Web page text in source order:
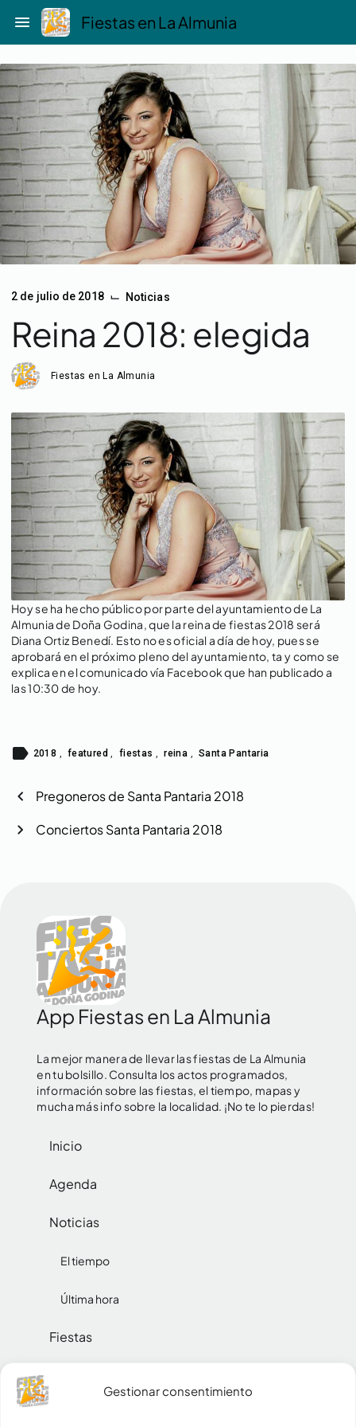
Gestionar consentimiento
contenido
menu Fiestas en La Almunia
2 de julio de 2018 ⌙ Noticias
Reina 2018: elegida
Fiestas en La Almunia
Hoy se ha hecho público por parte del ayuntamiento de La
Almunia de Doña Godina, que la reina de fiestas 2018 será
Diana Ortiz Benedí. Esto no es oficial a día de hoy, pues se
aprobará en el próximo pleno del ayuntamiento, ta y como se
explica en el comunicado vía Facebook que han publicado a
las 10:30 de hoy.
label 2018 featured fiestas reina Santa Pantaria
chevron_left
Pregoneros de Santa Pantaria 2018
Conciertos Santa Pantaria 2018
chevron_right
App Fiestas en La Almunia
La mejor manera de llevar las fiestas de La Almunia
en tu bolsillo. Consulta los actos programados,
información sobre las fiestas, el tiempo, mapas y
mucha más info sobre la localidad. ¡No te lo pierdas!
Inicio
Agenda
Noticias
El tiempo
Última hora
Fiestas